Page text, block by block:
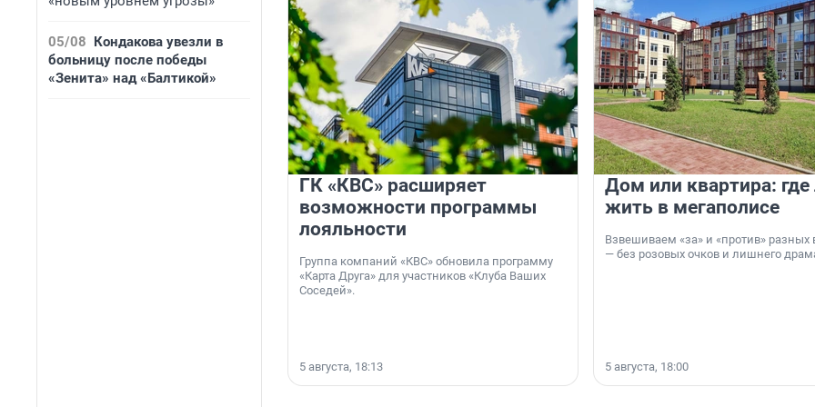
05/08 Кондакова увезли в
больницу после победы
«Зенита» над «Балтикой»
ГК «КВС» расширяет
возможности программы
лояльности
Группа компаний «КВС» обновила программу
«Карта Друга» для участников «Клуба Ваших
Соседей».
5 августа, 18:13
Дом или квартира:
жить в мегаполисе
Взвешиваем «за» и «против» разных
— без розовых очков и лишнего
5 августа, 18:00